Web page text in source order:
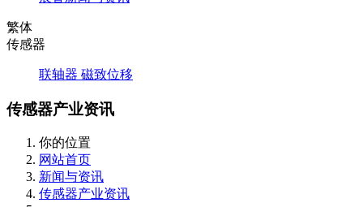
繁体
传感器
联轴器 磁致位移
传感器产业资讯
你的位置
网站首页
新闻与资讯
传感器产业资讯